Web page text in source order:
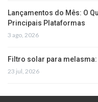
Lançamentos do Mês: O
Principais Plataformas
3 ago, 2026
Filtro solar para
23 jul, 2026